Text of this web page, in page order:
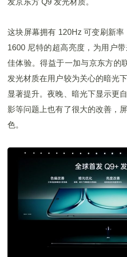
发京东方 Q9 发光材质。
这块屏幕拥有 120Hz 可变刷新率
1600 尼特的超高亮度，为用户
佳体验。得益于一加与京东方的
发光材质在用户较为关心的暗光
显著提升。夜晚、暗光下显示更
影等问题上也有了很大的改善，
色。